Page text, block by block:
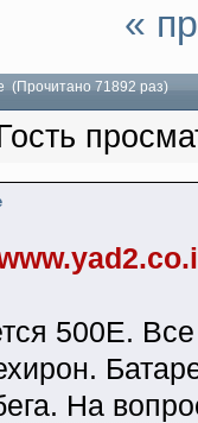
«
(Прочитано 71892 раз)
500Е.
На